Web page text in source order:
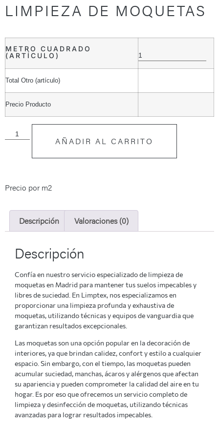
LIMPIEZA DE MOQUETAS
METRO CUADRADO
(ARTÍCULO)
Total Otro (artículo)
Precio Producto
AÑADIR AL CARRITO
Precio por m2
Descripción Valoraciones (0)
Descripción
Confía en nuestro servicio especializado de limpieza de
moquetas en Madrid para mantener tus suelos impecables y
libres de suciedad. En Limptex, nos especializamos en
proporcionar una limpieza profunda y exhaustiva de
moquetas, utilizando técnicas y equipos de vanguardia que
garantizan resultados excepcionales.
Las moquetas son una opción popular en la decoración de
interiores, ya que brindan calidez, confort y estilo a cualquier
espacio. Sin embargo, con el tiempo, las moquetas pueden
acumular suciedad, manchas, ácaros y alérgenos que afectan
su apariencia y pueden comprometer la calidad del aire en tu
hogar. Es por eso que ofrecemos un servicio completo de
limpieza y desinfección de moquetas, utilizando técnicas
avanzadas para lograr resultados impecables.